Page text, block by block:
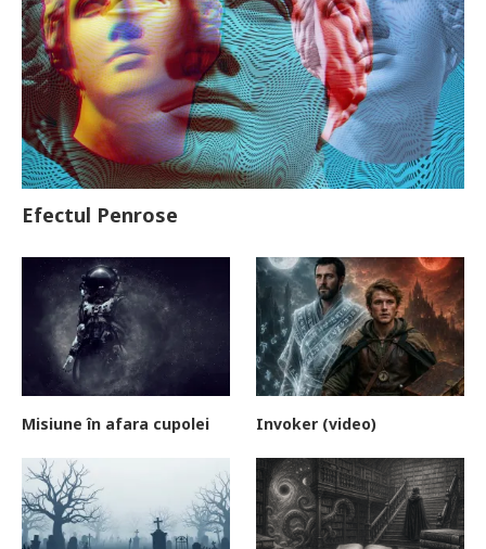
Efectul Penrose
Misiune în afara cupolei Invoker (video)